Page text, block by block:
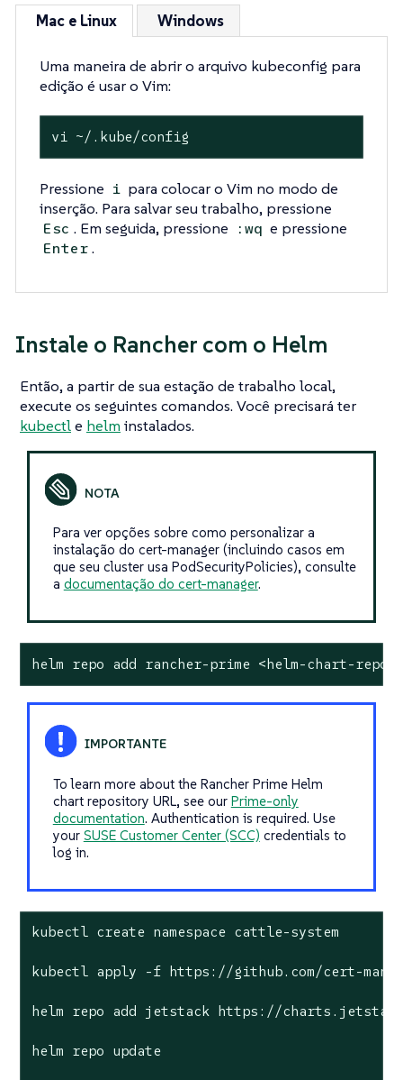
Mac e Linux Windows
Uma maneira de abrir o arquivo kubeconfig para
edição é usar o Vim:
vi ~/.kube/config
Pressione i para colocar o Vim no modo de
inserção. Para salvar seu trabalho, pressione
Esc . Em seguida, pressione :wq e pressione
Enter .
Instale o Rancher com o Helm
Então, a partir de sua estação de trabalho local,
execute os seguintes comandos. Você precisará ter
kubectle helm instalados.
Para ver opções sobre como personalizar a
instalação do cert-manager (incluindo casos em
que seu cluster usa PodSecurityPolicies), consulte
a documentação do cert-manager.
helm repo add rancher-prime <helm-chart-repo-
To learn more about the Rancher Prime Helm
chart repository URL, see our Prime-only
documentation. Authentication is required. Use
your SUSE Customer Center (SCC) credentials to
log in.
kubectl create namespace cattle-system
kubectl apply -f https://github.com/cert-
helm repo add jetstack https://
helm repo update